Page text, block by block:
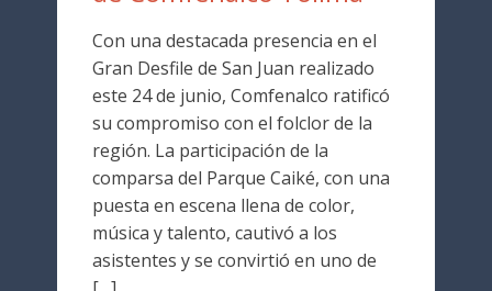
Con una destacada presencia en el
Gran Desfile de San Juan realizado
este 24 de junio, Comfenalco ratificó
su compromiso con el folclor de la
región. La participación de la
comparsa del Parque Caiké, con una
puesta en escena llena de color,
música y talento, cautivó a los
asistentes y se convirtió en uno de